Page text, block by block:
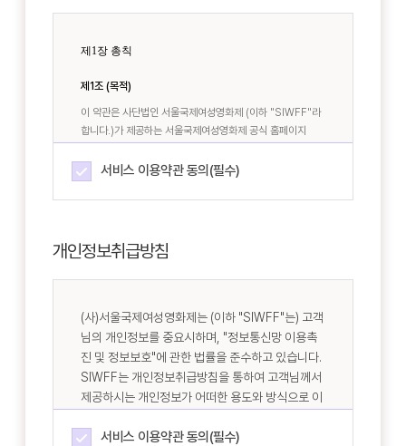
서비스 이용약관 동의(필수)
개인정보취급방침
서비스 이용약관 동의(필수)